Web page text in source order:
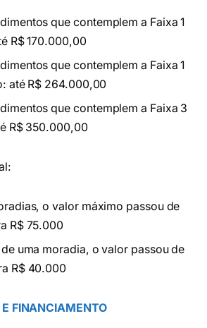
que contemplem a Faixa 1
R$ 170.000,00
que contemplem a Faixa 1
até R$ 264.000,00
que contemplem a Faixa 3
R$ 350.000,00
o valor máximo passou de
R$ 75.000
uma moradia, o valor passou de
R$ 40.000
FINANCIAMENTO